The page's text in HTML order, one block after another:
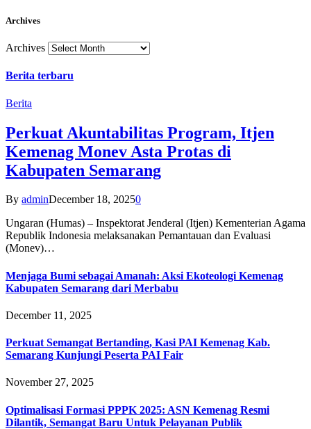
Archives
Archives
Berita terbaru
Berita
Perkuat Akuntabilitas Program, Itjen
Kemenag Monev Asta Protas di
Kabupaten Semarang
By adminDecember 18, 20250
Ungaran (Humas) – Inspektorat Jenderal (Itjen) Kementerian Agama
Republik Indonesia melaksanakan Pemantauan dan Evaluasi
(Monev)…
Menjaga Bumi sebagai Amanah: Aksi Ekoteologi Kemenag
Kabupaten Semarang dari Merbabu
December 11, 2025
Perkuat Semangat Bertanding, Kasi PAI Kemenag Kab.
Semarang Kunjungi Peserta PAI Fair
November 27, 2025
Optimalisasi Formasi PPPK 2025: ASN Kemenag Resmi
Dilantik, Semangat Baru Untuk Pelayanan Publik